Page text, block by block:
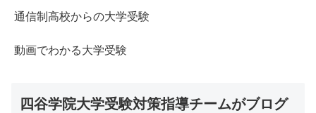
通信制高校からの大学受験
動画でわかる大学受験
四谷学院大学受験対策指導チームがブログ